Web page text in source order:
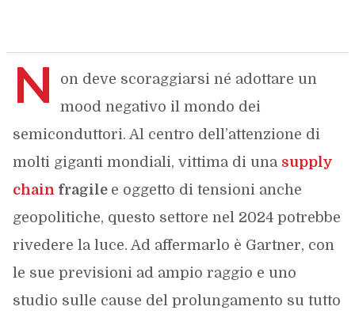
N
on deve scoraggiarsi né adottare un
mood negativo il mondo dei
semiconduttori. Al centro dell’attenzione di
molti giganti mondiali, vittima di una supply
chain fragile e oggetto di tensioni anche
geopolitiche, questo settore nel 2024 potrebbe
rivedere la luce. Ad affermarlo è Gartner, con
le sue previsioni ad ampio raggio e uno
studio sulle cause del prolungamento su tutto